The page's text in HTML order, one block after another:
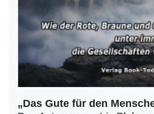
„Das Gute für den